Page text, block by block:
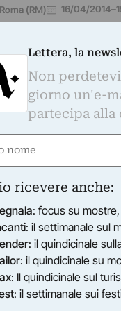
Roma (RM) 16/04/2014–
-
opere di Arianna
quei
Roma (RM) 14/02/2014–
Lettera, la
Non
giorno un'e-
partecipa alla
ricevere anche:
: focus su
: il settimanale sul
: il quindicinale
: il quindicinale su
: Il quindicinale sul
: il settimanale sui